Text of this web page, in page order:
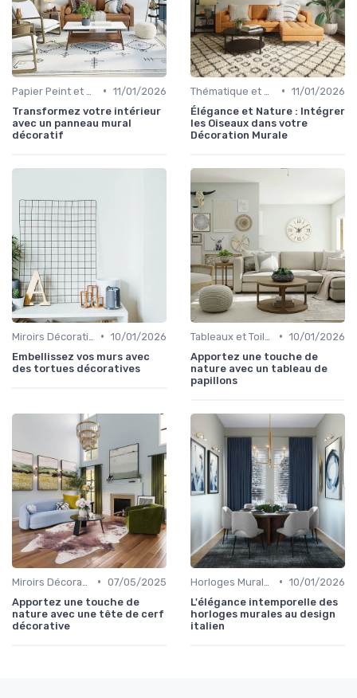
• 11/01/2026
Transformez votre intérieur
avec un panneau mural
décoratif
• 11/01/2026
Élégance et Nature : Intégrer
les Oiseaux dans votre
Décoration Murale
• 10/01/2026
Embellissez vos murs avec
des tortues décoratives
• 10/01/2026
Apportez une touche de
nature avec un tableau de
papillons
• 07/05/2025
Apportez une touche de
nature avec une tête de cerf
décorative
• 10/01/2026
L'élégance intemporelle des
horloges murales au design
italien